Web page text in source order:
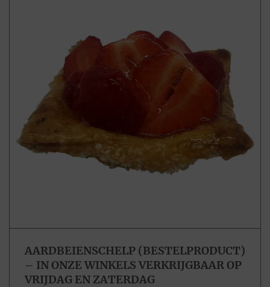
AARDBEIENSCHELP (BESTELPRODUCT)
– IN ONZE WINKELS VERKRIJGBAAR OP
VRIJDAG EN ZATERDAG